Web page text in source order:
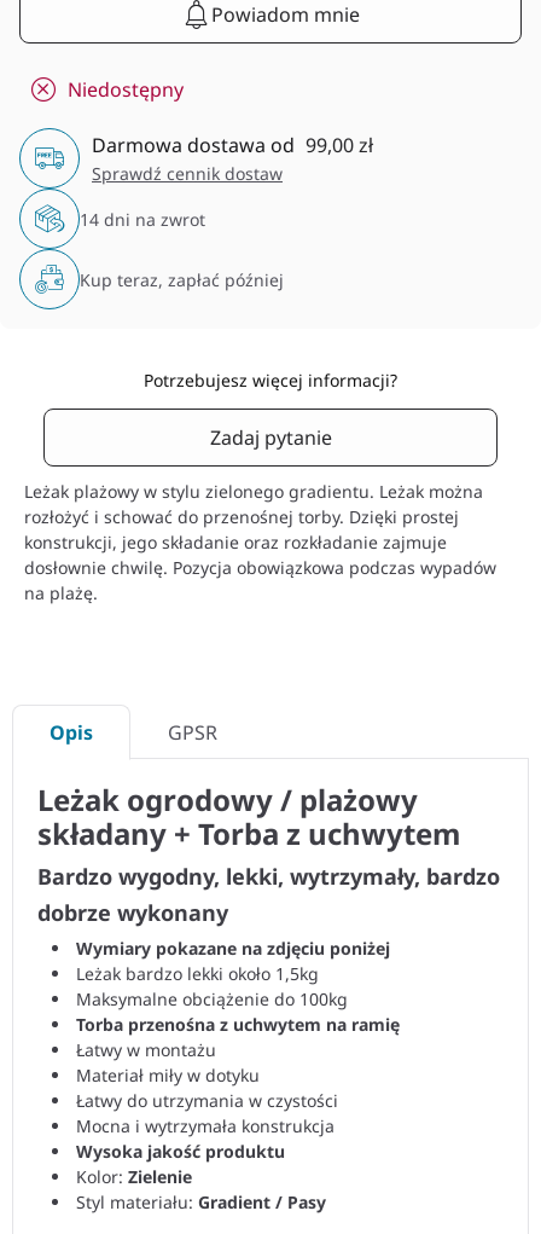
Powiadom mnie
Niedostępny
Darmowa dostawa od 99,00 zł
Sprawdź cennik dostaw
14 dni na zwrot
Kup teraz, zapłać później
Potrzebujesz więcej informacji?
Zadaj pytanie
Leżak plażowy w stylu zielonego gradientu. Leżak można
rozłożyć i schować do przenośnej torby. Dzięki prostej
konstrukcji, jego składanie oraz rozkładanie zajmuje
dosłownie chwilę. Pozycja obowiązkowa podczas wypadów
na plażę.
Opis GPSR
Leżak ogrodowy / plażowy
składany + Torba z uchwytem
Bardzo wygodny, lekki, wytrzymały, bardzo
dobrze wykonany
Wymiary pokazane na zdjęciu poniżej
Leżak bardzo lekki około 1,5kg
Maksymalne obciążenie do 100kg
Torba przenośna z uchwytem na ramię
Łatwy w montażu
Materiał miły w dotyku
Łatwy do utrzymania w czystości
Mocna i wytrzymała konstrukcja
Wysoka jakość produktu
Kolor: Zielenie
Styl materiału: Gradient / Pasy